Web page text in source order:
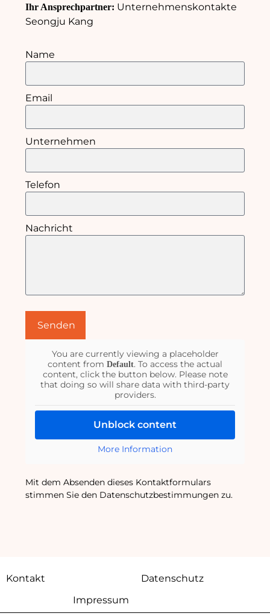
Ihr Ansprechpartner: Unternehmenskontakte
Seongju Kang
Name
Email
Unternehmen
Telefon
Nachricht
Senden
You are currently viewing a placeholder
content from Default. To access the actual
content, click the button below. Please note
that doing so will share data with third-party
providers.
Unblock content
More Information
Mit dem Absenden dieses Kontaktformulars
stimmen Sie den Datenschutzbestimmungen zu.
Kontakt
Datenschutz
Impressum